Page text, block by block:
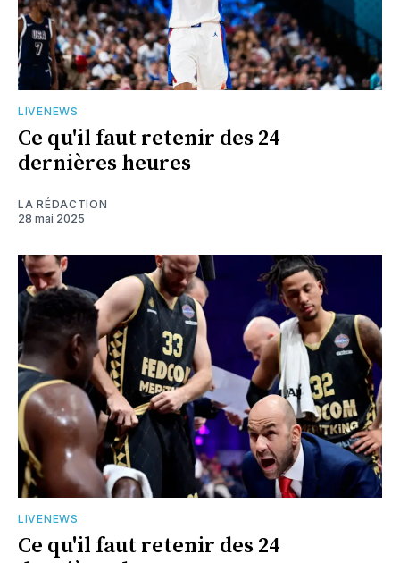
LIVENEWS
Ce qu'il faut retenir des 24
dernières heures
LA RÉDACTION
28 mai 2025
LIVENEWS
Ce qu'il faut retenir des 24